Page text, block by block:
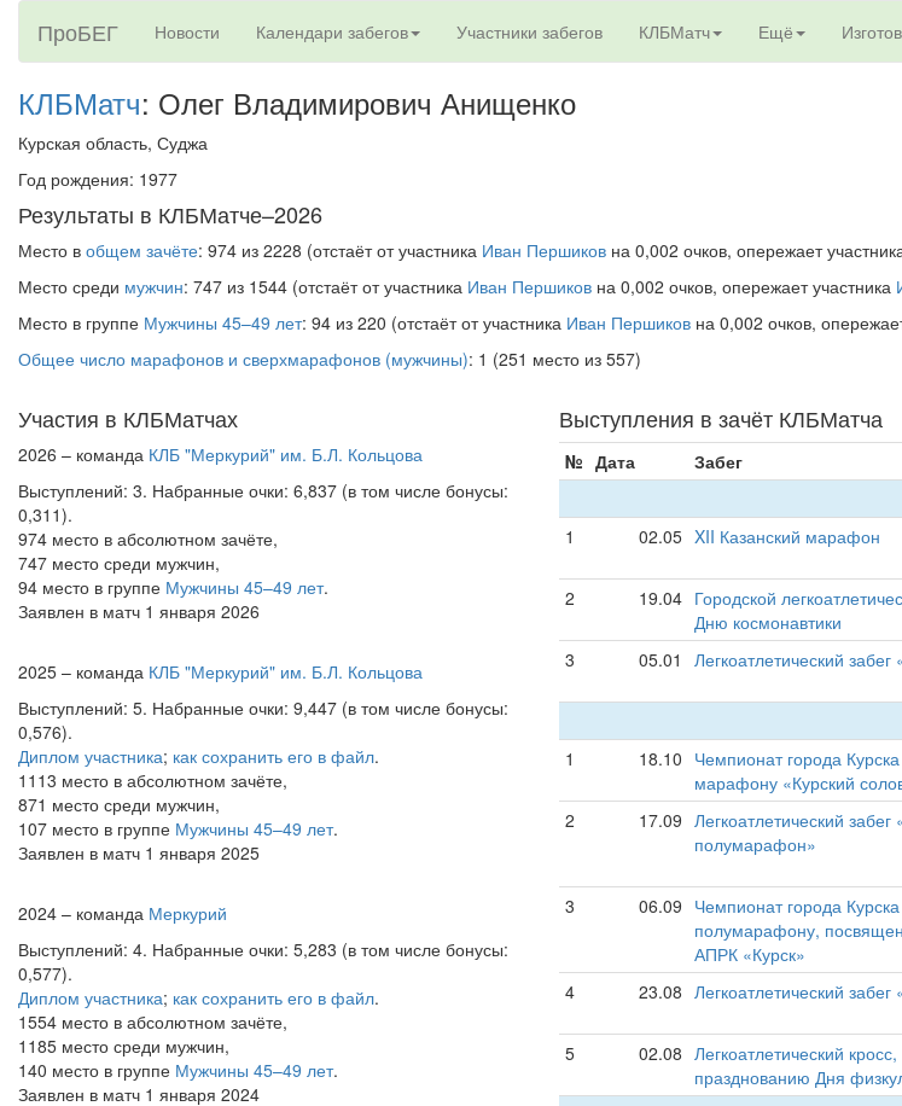
ПроБЕГ Новости Календари забегов Участники забегов КЛБМатч Ещё
КЛБМатч: Олег Владимирович Анищенко
Курская область, Суджа
Год рождения: 1977
Результаты в КЛБМатче–2026
Место в общем зачёте: 974 из 2228 (отстаёт от участника Иван Першиков на 0,002 очков, опережает
Место среди мужчин: 747 из 1544 (отстаёт от участника Иван Першиков на 0,002 очков, опережает участника
Место в группе Мужчины 45–49 лет: 94 из 220 (отстаёт от участника Иван Першиков на 0,002 очков,
Общее число марафонов и сверхмарафонов (мужчины): 1 (251 место из 557)
Участия в КЛБМатчах
2026 – команда КЛБ "Меркурий" им. Б.Л. Кольцова
Выступлений: 3. Набранные очки: 6,837 (в том числе бонусы:
0,311).
974 место в абсолютном зачёте,
747 место среди мужчин,
94 место в группе Мужчины 45–49 лет.
Заявлен в матч 1 января 2026
2025 – команда КЛБ "Меркурий" им. Б.Л. Кольцова
Выступлений: 5. Набранные очки: 9,447 (в том числе бонусы:
0,576).
Диплом участника; как сохранить его в файл.
1113 место в абсолютном зачёте,
871 место среди мужчин,
107 место в группе Мужчины 45–49 лет.
Заявлен в матч 1 января 2025
2024 – команда Меркурий
Выступлений: 4. Набранные очки: 5,283 (в том числе бонусы:
0,577).
Диплом участника; как сохранить его в файл.
1554 место в абсолютном зачёте,
1185 место среди мужчин,
140 место в группе Мужчины 45–49 лет.
Заявлен в матч 1 января 2024
Выступления в зачёт КЛБМатча
№ Дата Забег
1
02.05 XII Казанский марафон
2 19.04 Городской
Дню космонавтики
3 05.01 Легкоатлетический
1
18.10 Чемпионат города
марафону «Курский
2 17.09 Легкоатлетический
полумарафон»
3 06.09 Чемпионат города
полумарафону,
АПРК «Курск»
4 23.08 Легкоатлетический
5 02.08 Легкоатлетический
празднованию Дня